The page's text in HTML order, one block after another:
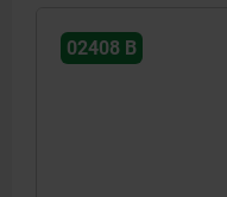
02408 B